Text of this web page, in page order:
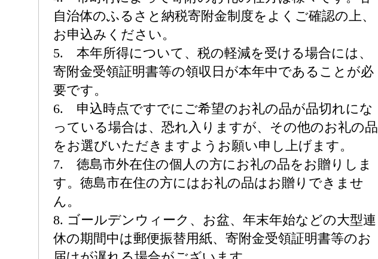
自治体のふるさと納税寄附金制度をよくご確認の上、
お申込みください。
5. 本年所得について、税の軽減を受ける場合には、
寄附金受領証明書等の領収日が本年中であることが必
要です。
6. 申込時点ですでにご希望のお礼の品が品切れにな
っている場合は、恐れ入りますが、その他のお礼の品
をお選びいただきますようお願い申し上げます。
7. 徳島市外在住の個人の方にお礼の品をお贈りしま
す。徳島市在住の方にはお礼の品はお贈りできませ
ん。
8. ゴールデンウィーク、お盆、年末年始などの大型連
休の期間中は郵便振替用紙、寄附金受領証明書等のお